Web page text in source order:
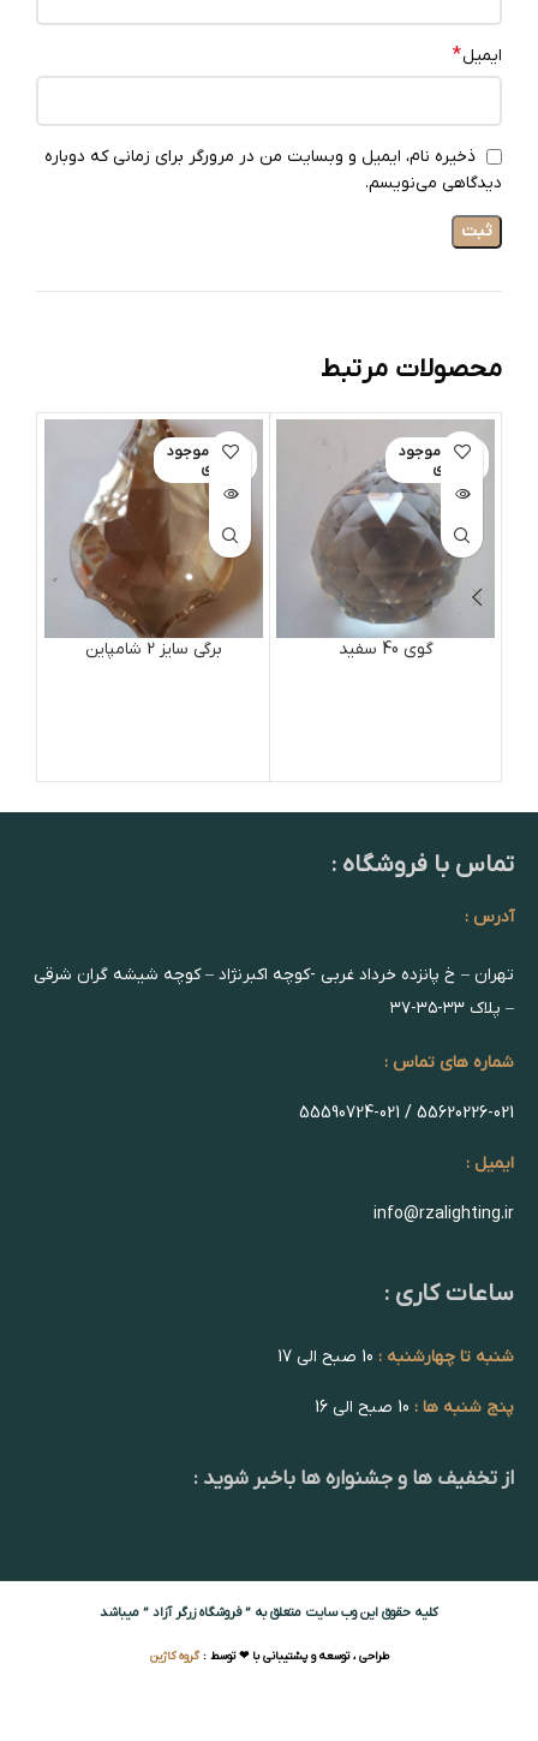
ایمیل*
ذخیره نام، ایمیل و وبسایت من در مرورگر برای زمانی که دوباره
دیدگاهی می‌نویسم.
محصولات مرتبط
اتمام موجود
ی
گوی 40 سفید
اتمام موجود
ی
برگی سایز 2 شامپاین
تماس با فروشگاه :
آدرس :
تهران – خ پانزده خرداد غربی -کوچه اکبرنژاد – کوچه شیشه گران شرقی
– پلاک ۳۳-۳۵-۳۷
شماره های تماس :
55620226-021 / 55590724-021
ایمیل :
info@rzalighting.ir
ساعات کاری :
شنبه تا چهارشنبه :
پنج شنبه ها :
از تخفیف ها و جشنواره ها باخبر شوید :
کلیه حقوق این وب سایت متعلق به ” فروشگاه زرگر آزاد ” میباشد
طراحی ، توسعه و پشتیبانی با ❤ توسط :گروه کاژین